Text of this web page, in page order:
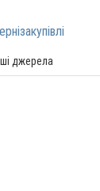
джерела